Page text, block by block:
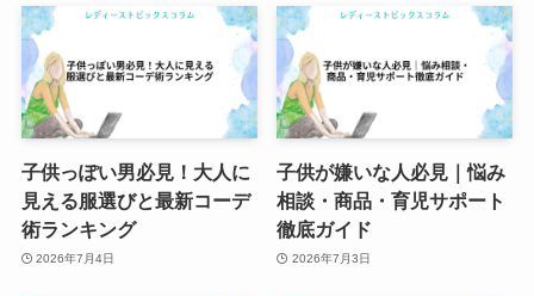
子供っぽい男必見！大人に
見える服選びと最新コーデ
術ランキング
2026年7月4日
子供が嫌いな人必見｜悩み
相談・商品・育児サポート
徹底ガイド
2026年7月3日